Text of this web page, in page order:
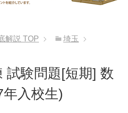
解説 TOP 埼玉
試験問題[短期] 数
入校生)